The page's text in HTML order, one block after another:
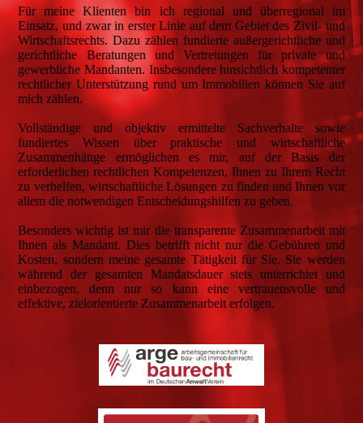
Für meine Klienten bin ich regional und überregional im
Einsatz, und zwar in erster Linie auf dem Gebiet des Zivil- und
Wirtschaftsrechts. Dazu zählen fundierte außergerichtliche und
gerichtliche Beratungen und Vertretungen für private und
gewerbliche Mandanten. Insbesondere hinsichtlich kompetenter
rechtlicher Unterstützung rund um Immobilien können Sie auf
mich zählen.
Vollständige und objektiv ermittelte Sachverhalte sowie
fundiertes Wissen über praktische und wirtschaftliche
Zusammenhänge ermöglichen es mir, auf der Basis der
erforderlichen rechtlichen Kompetenzen, Ihnen zu Ihrem Recht
zu verhelfen, wirtschaftliche Lösungen zu finden und Ihnen vor
allem die notwendigen Entscheidungshilfen zu geben.
Besonders wichtig ist mir die transparente Zusammenarbeit mit
Ihnen als Mandant. Dies betrifft nicht nur die Gebühren und
Kosten, sondern meine gesamte Tätigkeit für Sie. Sie werden
während der gesamten Mandatsdauer stets unterrichtet und
einbezogen, denn nur so kann eine vertrauensvolle und
effektive, zielorientierte Zusammenarbeit erfolgen.